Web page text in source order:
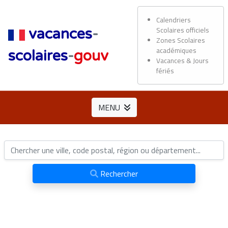
vacances-
scolaires-gouv
Calendriers
Scolaires officiels
Zones Scolaires
académiques
Vacances & Jours
fériés
MENU
Rechercher